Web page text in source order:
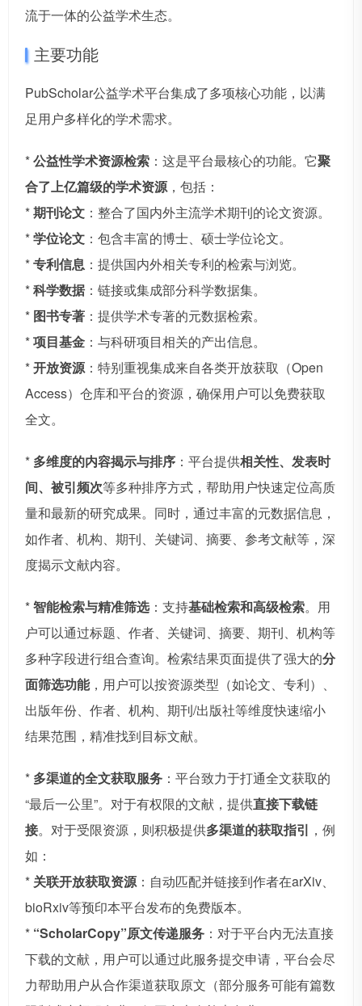
流于一体的公益学术生态。
主要功能
PubScholar公益学术平台集成了多项核心功能，以满
足用户多样化的学术需求。
*公益性学术资源检索 ：这是平台最核心的功能。它聚
合了上亿篇级的学术资源，包括：
*期刊论文 ：整合了国内外主流学术期刊的论文资源。
*学位论文 ：包含丰富的博士、硕士学位论文。
*专利信息 ：提供国内外相关专利的检索与浏览。
*科学数据：链接或集成部分科学数据集。
* 图书专著 ：提供学术专著的元数据检索。
*项目基金 ：与科研项目相关的产出信息。
*开放资源：特别重视集成来自各类开放获取（Open
Access）仓库和平台的资源，确保用户可以免费获取
全文。
* 多维度的内容揭示与排序 ：平台提供相关性、发表时
间、被引频次等多种排序方式，帮助用户快速定位高质
量和最新的研究成果。同时，通过丰富的元数据信息，
如作者、机构、期刊、关键词、摘要、参考文献等，深
度揭示文献内容。
*智能检索与精准筛选：支持基础检索和高级检索。用
户可以通过标题、作者、关键词、摘要、期刊、机构等
多种字段进行组合查询。检索结果页面提供了强大的分
面筛选功能，用户可以按资源类型（如论文、专利）、
出版年份、作者、机构、期刊/出版社等维度快速缩小
结果范围，精准找到目标文献。
* 多渠道的全文获取服务 ：平台致力于打通全文获取的
“最后一公里”。对于有权限的文献，提供直接下载链
接。对于受限资源，则积极提供多渠道的获取指引 ，例
如：
* 关联开放获取资源：自动匹配并链接到作者在arXiv、
bioRxiv等预印本平台发布的免费版本。
* “ScholarCopy”原文传递服务 ：对于平台内无法直接
下载的文献，用户可以通过此服务提交申请，平台会尽
力帮助用户从合作渠道获取原文（部分服务可能有篇数